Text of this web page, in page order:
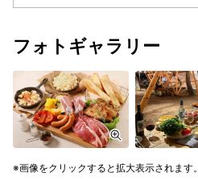
フォトギャラリー
画像をクリックすると拡大表示されます。